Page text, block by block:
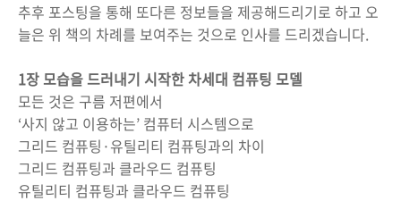
추후 포스팅을 통해 또다른 정보들을 제공해드리기로 하고 오
늘은 위 책의 차례를 보여주는 것으로 인사를 드리겠습니다.
1장 모습을 드러내기 시작한 차세대 컴퓨팅 모델
모든 것은 구름 저편에서
‘사지 않고 이용하는’ 컴퓨터 시스템으로
그리드 컴퓨팅·유틸리티 컴퓨팅과의 차이
그리드 컴퓨팅과 클라우드 컴퓨팅
유틸리티 컴퓨팅과 클라우드 컴퓨팅